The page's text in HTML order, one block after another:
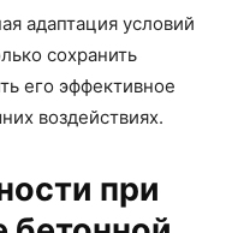
адаптация условий
сохранить
его эффективное
воздействиях.
при